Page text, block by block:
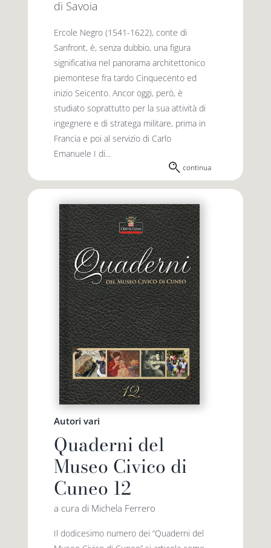
di Savoia
Ercole Negro (1541-1622), conte di
Sanfront, è, senza dubbio, una figura
significativa nel panorama architettonico
piemontese fra tardo Cinquecento ed
inizio Seicento. Ancor oggi, però, è
studiato soprattutto per la sua attività di
ingegnere e di stratega militare, prima in
Francia e poi al servizio di Carlo
Emanuele I di...
continua
Autori vari
Quaderni del
Museo Civico di
Cuneo 12
a cura di Michela Ferrero
Il dodicesimo numero dei “Quaderni del